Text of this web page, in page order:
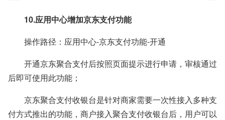
10.应用中心增加京东支付功能
操作路径：应用中心-京东支付功能-开通
开通京东聚合支付后按照页面提示进行申请，审核通过
后即可使用此功能；
京东聚合支付收银台是针对商家需要一次性接入多种支
付方式推出的功能，商户接入聚合支付收银台后，用户可以